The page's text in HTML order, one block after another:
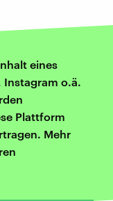
eines
Instagram o.ä.
Plattform
Mehr